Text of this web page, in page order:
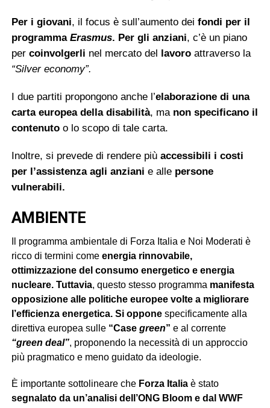
Per i giovani, il focus è sull’aumento dei fondi per il
programma Erasmus. Per gli anziani, c’è un piano
per coinvolgerli nel mercato del lavoroattraverso la
“Silver economy”.
I due partiti propongono anche l’elaborazione di una
carta europea della disabilità, ma non specificano il
contenutoo lo scopo di tale carta.
Inoltre, si prevede di rendere più accessibili i costi
per l’assistenza agli anziani e alle persone
vulnerabili.
AMBIENTE
Il programma ambientale di Forza Italia e Noi Moderati è
ricco di termini come energia rinnovabile,
ottimizzazione del consumo energetico e energia
nucleare. Tuttavia, questo stesso programma manifesta
opposizione alle politiche europee volte a migliorare
l’efficienza energetica. Si opponespecificamente alla
direttiva europea sulle “Case green” e al corrente
“green deal”, proponendo la necessità di un approccio
più pragmatico e meno guidato da ideologie.
È importante sottolineare che Forza Italiaè stato
segnalato da un’analisi dell’ONG Bloom e dal WWF